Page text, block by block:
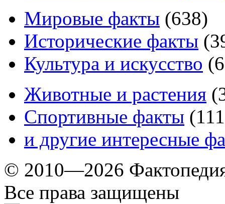
Мировые факты (638)
Исторические факты (
Культура и искусство (
Животные и растения (
Спортивные факты (111
и другие интересные
© 2010—2026
Все права защищены